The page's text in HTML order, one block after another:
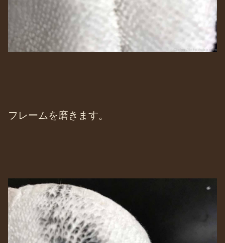
フレームを磨きます。